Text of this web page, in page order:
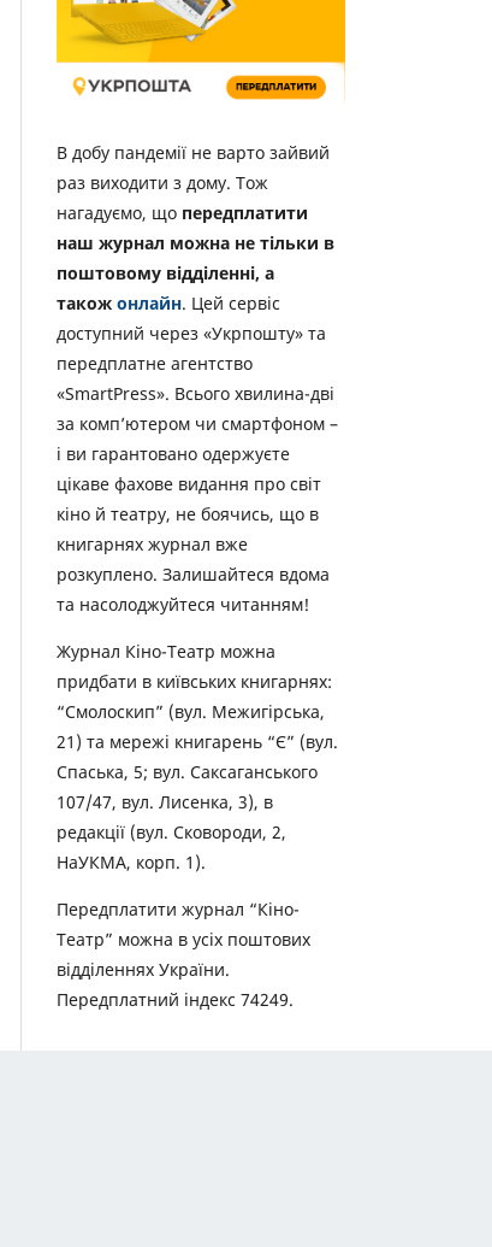
В добу пандемії не варто зайвий
раз виходити з дому. Тож
нагадуємо, що передплатити
наш журнал можна не тільки в
поштовому відділенні, а
також онлайн. Цей сервіс
доступний через «Укрпошту» та
передплатне агентство
«SmartPress». Всього хвилина-дві
за комп’ютером чи смартфоном –
і ви гарантовано одержуєте
цікаве фахове видання про світ
кіно й театру, не боячись, що в
книгарнях журнал вже
розкуплено. Залишайтеся вдома
та насолоджуйтеся читанням!
Журнал Кіно-Театр можна
придбати в київських книгарнях:
“Смолоскип” (вул. Межигірська,
21) та мережі книгарень “Є” (вул.
Спаська, 5; вул. Саксаганського
107/47, вул. Лисенка, 3), в
редакції (вул. Сковороди, 2,
НаУКМА, корп. 1).
Передплатити журнал “Кіно-
Театр” можна в усіх поштових
відділеннях України.
Передплатний індекс 74249.